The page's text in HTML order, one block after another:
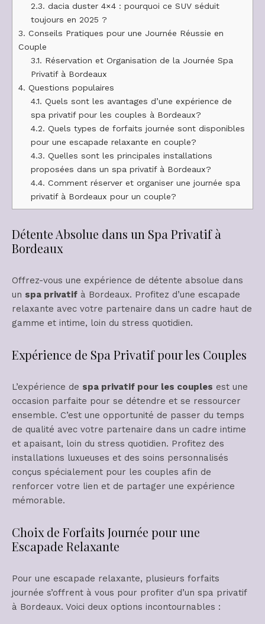
2.3. dacia duster 4×4 : pourquoi ce SUV séduit
toujours en 2025 ?
3. Conseils Pratiques pour une Journée Réussie en
Couple
3.1. Réservation et Organisation de la Journée Spa
Privatif à Bordeaux
4. Questions populaires
4.1. Quels sont les avantages d’une expérience de
spa privatif pour les couples à Bordeaux?
4.2. Quels types de forfaits journée sont disponibles
pour une escapade relaxante en couple?
4.3. Quelles sont les principales installations
proposées dans un spa privatif à Bordeaux?
4.4. Comment réserver et organiser une journée spa
privatif à Bordeaux pour un couple?
Détente Absolue dans un Spa Privatif à
Bordeaux
Offrez-vous une expérience de détente absolue dans
un spa privatif à Bordeaux. Profitez d’une escapade
relaxante avec votre partenaire dans un cadre haut de
gamme et intime, loin du stress quotidien.
Expérience de Spa Privatif pour les Couples
L’expérience de spa privatif pour les couples est une
occasion parfaite pour se détendre et se ressourcer
ensemble. C’est une opportunité de passer du temps
de qualité avec votre partenaire dans un cadre intime
et apaisant, loin du stress quotidien. Profitez des
installations luxueuses et des soins personnalisés
conçus spécialement pour les couples afin de
renforcer votre lien et de partager une expérience
mémorable.
Choix de Forfaits Journée pour une
Escapade Relaxante
Pour une escapade relaxante, plusieurs forfaits
journée s’offrent à vous pour profiter d’un spa privatif
à Bordeaux. Voici deux options incontournables :